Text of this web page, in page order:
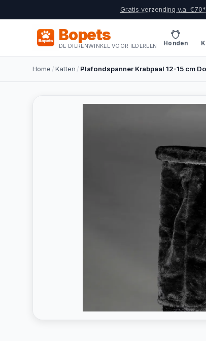
Gratis verzending v.a.
Bopets
DE DIERENWINKEL VOOR IEDEREEN Honden
Home /Katten / Plafondspanner Krabpaal 12-15 cm